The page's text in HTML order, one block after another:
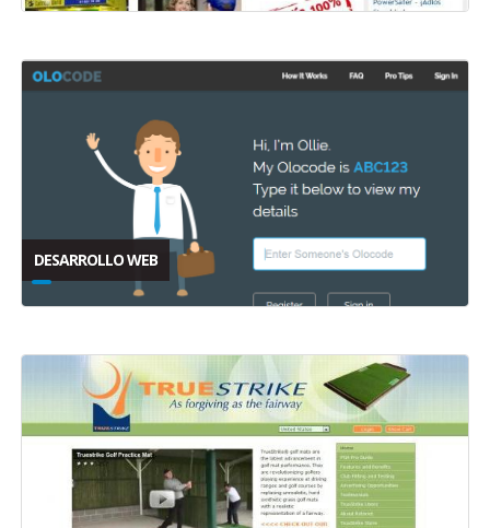
DESARROLLO WEB